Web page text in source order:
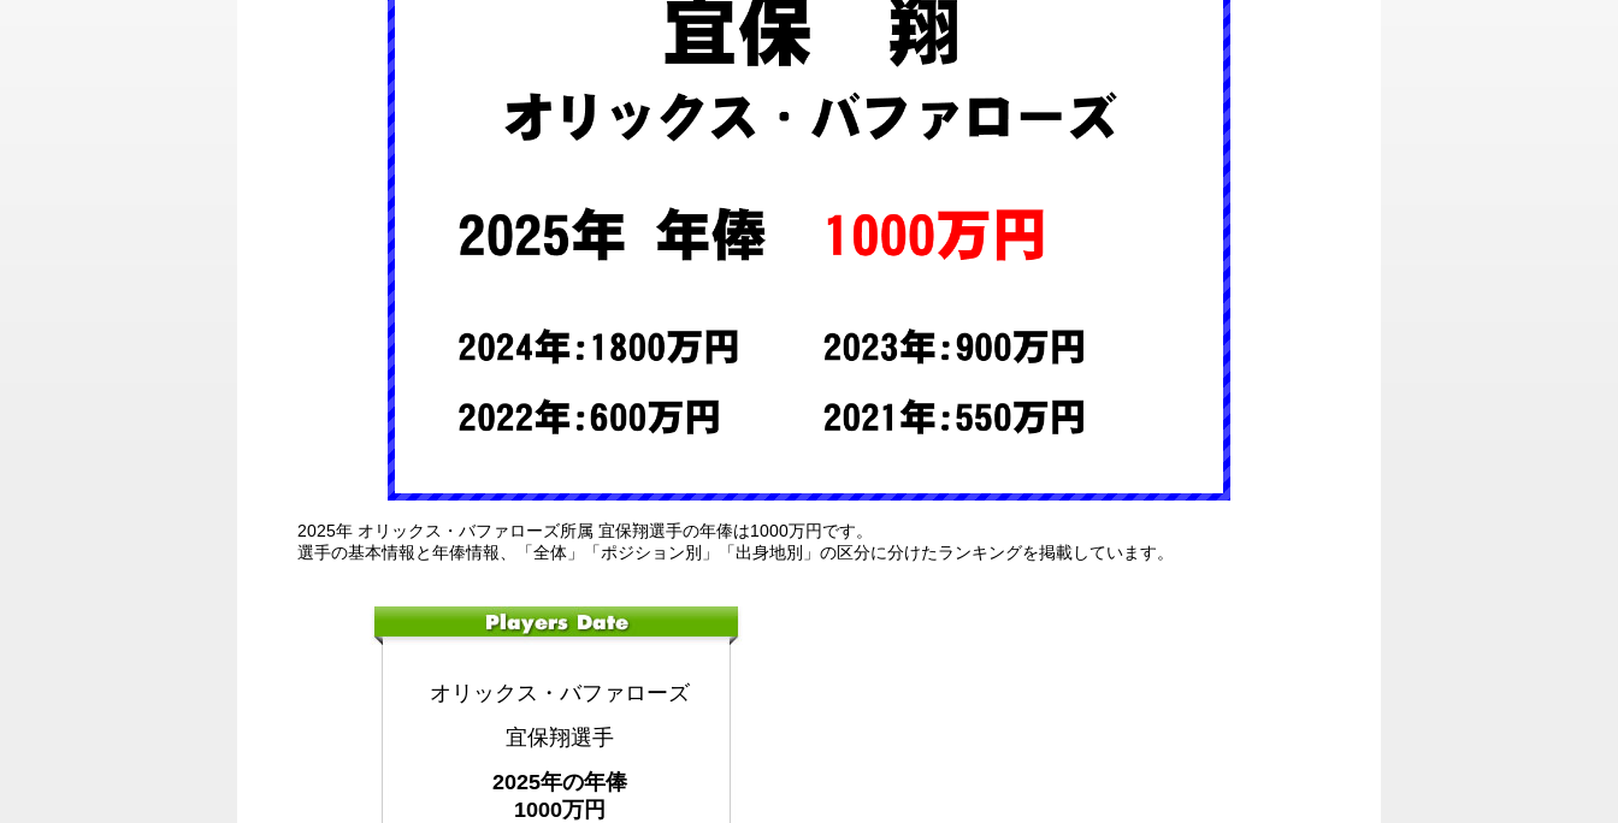
2025年 オリックス・バファローズ所属 宜保翔選手の年俸は1000万円です。
選手の基本情報と年俸情報、「全体」「ポジション別」「出身地別」の区分に分けたランキングを掲載しています。
オリックス・バファローズ
宜保翔選手
2025年の年俸
1000万円